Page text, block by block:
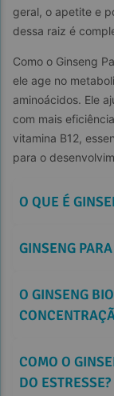
geral, o apetite e
dessa raiz é
Como o Ginseng
ele age no
aminoácidos. Ele
com mais
vitamina B12,
para o
O QUE É
GINSENG
O GINSENG
COMO O
DO ESTRESSE?